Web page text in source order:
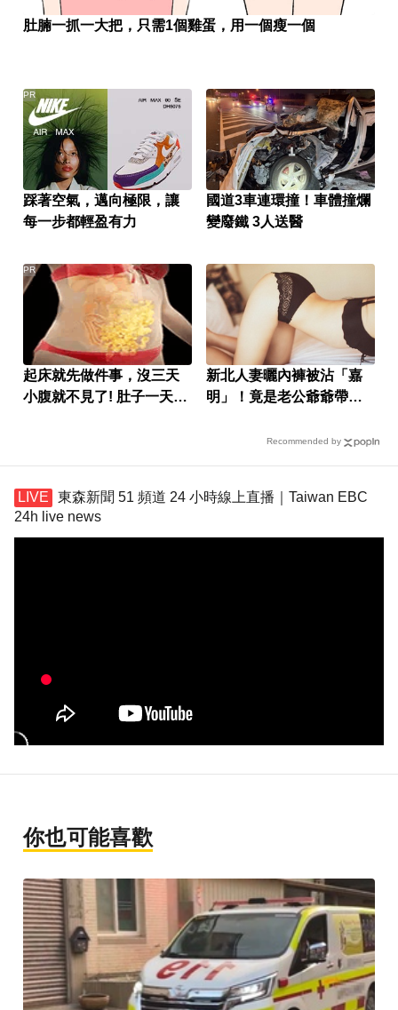
肚腩一抓一大把，只需1個雞蛋，用一個瘦一個
踩著空氣，邁向極限，讓
每一步都輕盈有力
PR
國道3車連環撞！車體撞爛
變廢鐵 3人送醫
起床就先做件事，沒三天
小腹就不見了! 肚子一天天
PR
新北人妻曬內褲被沾「嘉
明」！竟是老公爺爺帶回
Recommended by
東森新聞 51 頻道 24 小時線上直播｜Taiwan EBC
24h live news
你也可能喜歡